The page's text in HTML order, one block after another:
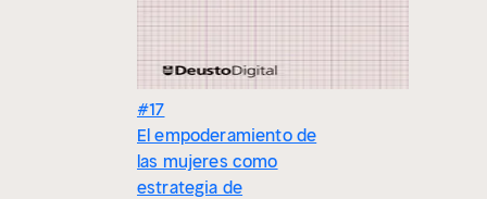
#17
El empoderamiento de
las mujeres como
estrategia de